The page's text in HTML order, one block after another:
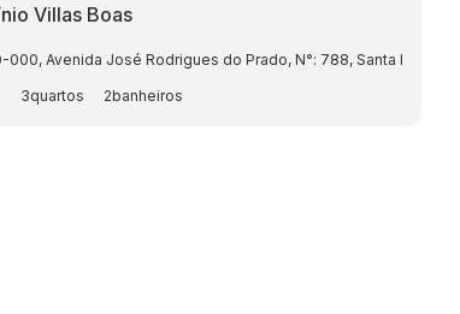
Villas Boas
000, Avenida José Rodrigues do Prado, N°: 788, Santa Rosa
3 2